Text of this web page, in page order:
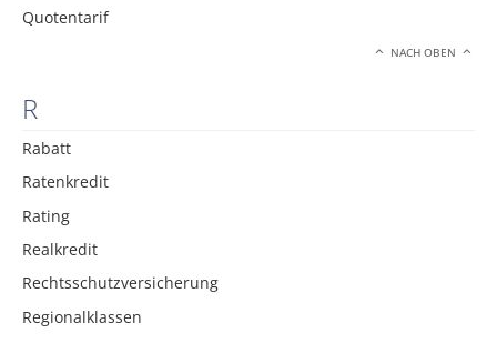
Quotentarif
NACH OBEN
R
Rabatt
Ratenkredit
Rating
Realkredit
Rechtsschutzversicherung
Regionalklassen